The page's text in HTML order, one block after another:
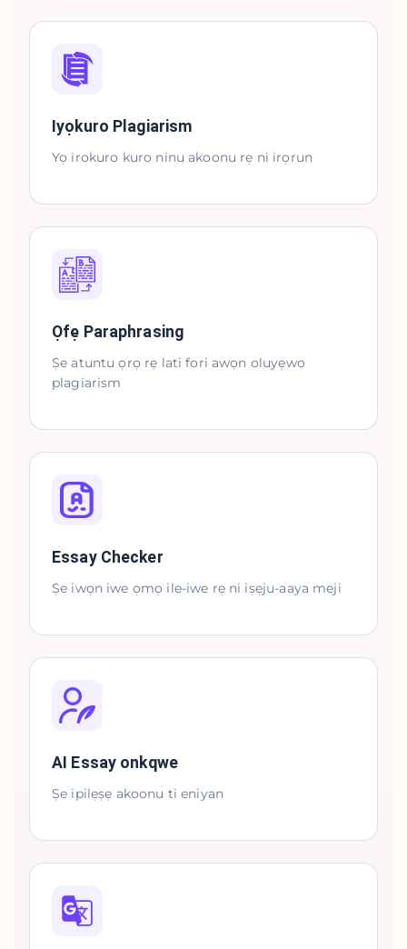
Iyọkuro Plagiarism
Yọ irokuro kuro ninu akoonu rẹ ni irọrun
Ọfẹ Paraphrasing
Ṣe atuntu ọrọ rẹ lati fori awọn oluyẹwo
plagiarism
Essay Checker
Ṣe iwọn iwe ọmọ ile-iwe rẹ ni iṣẹju-aaya meji
AI Essay onkqwe
Ṣe ipilẹṣẹ akoonu ti eniyan